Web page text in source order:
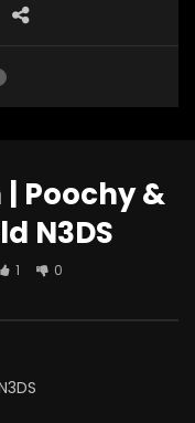
Poochy &
N3DS
1 0